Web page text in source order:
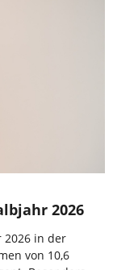
2026
2026 in der
von 10,6